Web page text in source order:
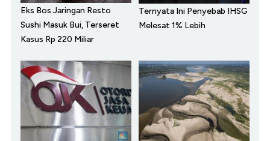
Eks Bos Jaringan Resto
Sushi Masuk Bui, Terseret
Kasus Rp 220 Miliar
Ternyata Ini Penyebab IHSG
Melesat 1% Lebih